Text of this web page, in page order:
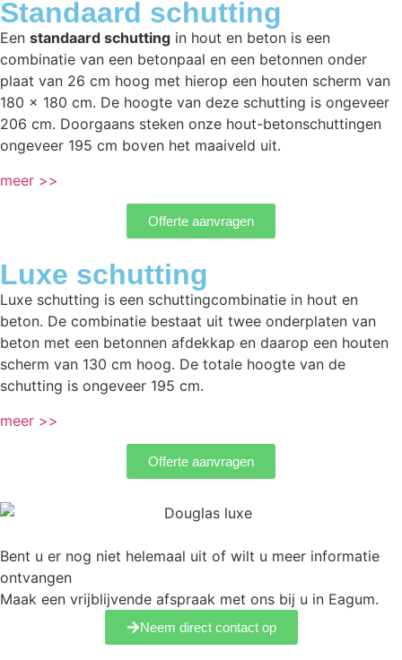
Standaard schutting
Een standaard schutting in hout en beton is een
combinatie van een betonpaal en een betonnen onder
plaat van 26 cm hoog met hierop een houten scherm van
180 x 180 cm. De hoogte van deze schutting is ongeveer
206 cm. Doorgaans steken onze hout-betonschuttingen
ongeveer 195 cm boven het maaiveld uit.
meer >>
Offerte aanvragen
Luxe schutting
Luxe schutting is een schuttingcombinatie in hout en
beton. De combinatie bestaat uit twee onderplaten van
beton met een betonnen afdekkap en daarop een houten
scherm van 130 cm hoog. De totale hoogte van de
schutting is ongeveer 195 cm.
meer >>
Offerte aanvragen
Bent u er nog niet helemaal uit of wilt u meer informatie
ontvangen
Maak een vrijblijvende afspraak met ons bij u in Eagum.
Neem direct contact op